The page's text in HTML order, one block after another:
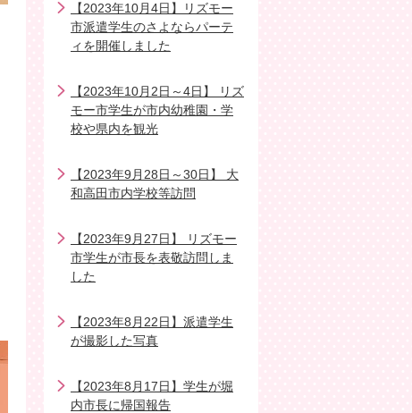
【2023年10月4日】リズモー
市派遣学生のさよならパーテ
ィを開催しました
【2023年10月2日～4日】 リズ
モー市学生が市内幼稚園・学
校や県内を観光
【2023年9月28日～30日】 大
和高田市内学校等訪問
【2023年9月27日】 リズモー
市学生が市長を表敬訪問しま
した
【2023年8月22日】派遣学生
が撮影した写真
【2023年8月17日】学生が堀
内市長に帰国報告